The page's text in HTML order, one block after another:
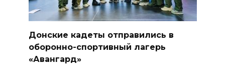
Донские кадеты отправились в
оборонно-спортивный лагерь
«Авангард»